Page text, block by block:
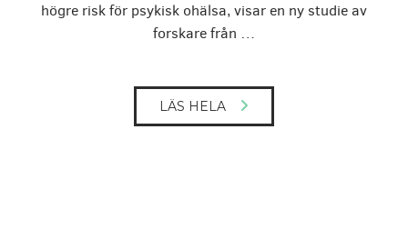
högre risk för psykisk ohälsa, visar en ny studie av
forskare från …
LÄS HELA